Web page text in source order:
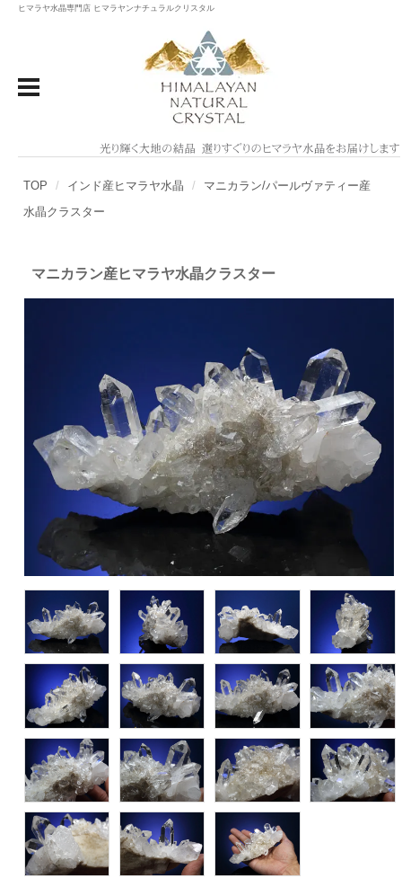
ヒマラヤ水晶専門店 ヒマラヤンナチュラルクリスタル
TOP インド産ヒマラヤ水晶
マニカラン/パールヴァティー産
水晶クラスター
マニカラン産ヒマラヤ水晶クラスター